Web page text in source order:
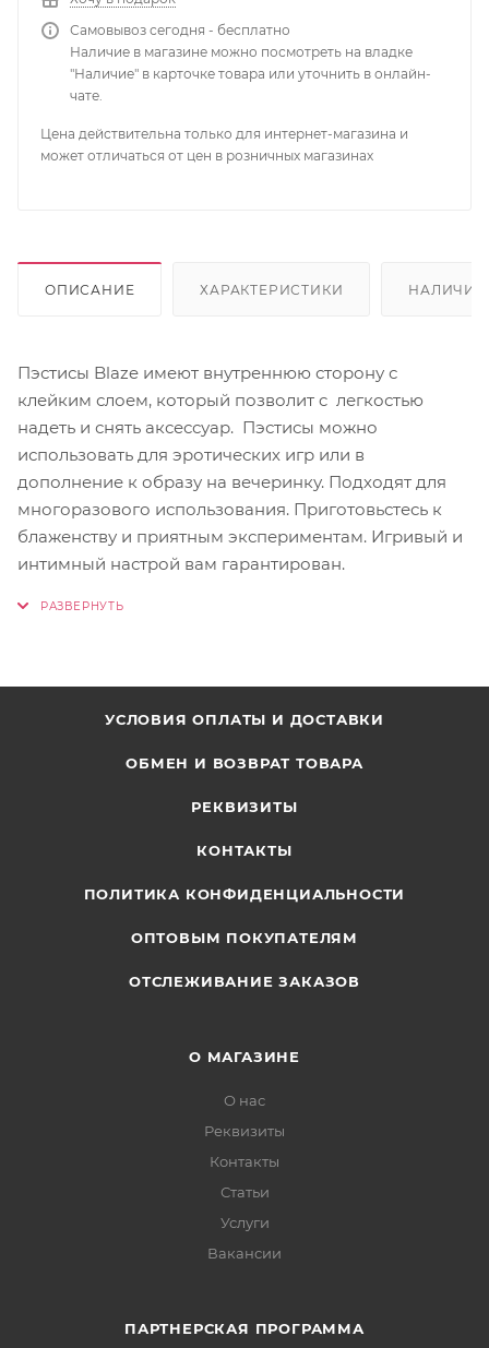
Самовывоз сегодня - бесплатно
Наличие в магазине можно посмотреть на владке
"Наличие" в карточке товара или уточнить в онлайн-
чате.
Цена действительна только для интернет-магазина и
может отличаться от цен в розничных магазинах
ОПИСАНИЕ ХАРАКТЕРИСТИКИ НАЛИЧИЕ
Пэстисы Blaze имеют внутреннюю сторону с
клейким слоем, который позволит c легкостью
надеть и снять аксессуар. Пэстисы можно
использовать для эротических игр или в
дополнение к образу на вечеринку. Подходят для
многоразового использования. Приготовьстесь к
блаженству и приятным экспериментам. Игривый и
интимный настрой вам гарантирован.
УСЛОВИЯ ОПЛАТЫ И ДОСТАВКИ
ОБМЕН И ВОЗВРАТ ТОВАРА
РЕКВИЗИТЫ
КОНТАКТЫ
ПОЛИТИКА КОНФИДЕНЦИАЛЬНОСТИ
ОПТОВЫМ ПОКУПАТЕЛЯМ
ОТСЛЕЖИВАНИЕ ЗАКАЗОВ
О МАГАЗИНЕ
О нас
Реквизиты
Контакты
Статьи
Услуги
Вакансии
ПАРТНЕРСКАЯ ПРОГРАММА